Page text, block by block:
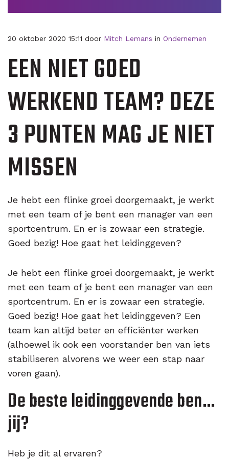
20 oktober 2020 15:11 door Mitch Lemans in Ondernemen
EEN NIET GOED
WERKEND TEAM? DEZE
3 PUNTEN MAG JE NIET
MISSEN
Je hebt een flinke groei doorgemaakt, je werkt
met een team of je bent een manager van een
sportcentrum. En er is zowaar een strategie.
Goed bezig! Hoe gaat het leidinggeven?
Je hebt een flinke groei doorgemaakt, je werkt
met een team of je bent een manager van een
sportcentrum. En er is zowaar een strategie.
Goed bezig! Hoe gaat het leidinggeven? Een
team kan altijd beter en efficiënter werken
(alhoewel ik ook een voorstander ben van iets
stabiliseren alvorens we weer een stap naar
voren gaan).
De beste leidinggevende ben…
jij?
Heb je dit al ervaren?